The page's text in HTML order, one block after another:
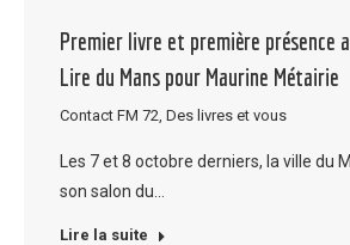
Premier livre et première présence
Lire du Mans pour Maurine Métairie
Contact FM 72 Des livres et vous
Les 7 et 8 octobre derniers, la ville du
son salon du…
Lire la suite